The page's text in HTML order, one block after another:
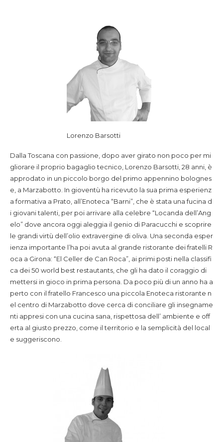
Lorenzo Barsotti
Dalla Toscana con passione, dopo aver girato non poco per mi
gliorare il proprio bagaglio tecnico, Lorenzo Barsotti, 28 anni, è
approdato in un piccolo borgo del primo appennino bolognes
e, a Marzabotto. In gioventù ha ricevuto la sua prima esperienz
a formativa a Prato, all’Enoteca “Barni”, che è stata una fucina d
i giovani talenti, per poi arrivare alla celebre “Locanda dell’Ang
elo” dove ancora oggi aleggia il genio di Paracucchi e scoprire
le grandi virtù dell’olio extravergine di oliva. Una seconda esper
ienza importante l’ha poi avuta al grande ristorante dei fratelli R
oca a Girona: “El Celler de Can Roca”, ai primi posti nella classifi
ca dei 50 world best restautants, che gli ha dato il coraggio di
mettersi in gioco in prima persona. Da poco più di un anno ha a
perto con il fratello Francesco una piccola Enoteca ristorante n
el centro di Marzabotto dove cerca di conciliare gli insegname
nti appresi con una cucina sana, rispettosa dell’ ambiente e off
erta al giusto prezzo, come il territorio e la semplicità del local
e suggeriscono.